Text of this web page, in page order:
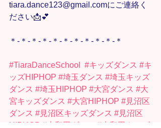
tiara.dance123@gmail.comにご連絡く
ださい📩💕
＊-＊-＊-＊-＊-＊-＊-＊-＊-＊-＊
#TiaraDanceSchool #キッズダンス #キ
ッズHIPHOP #埼玉ダンス #埼玉キッズ
ダンス #埼玉HIPHOP #大宮ダンス #大
宮キッズダンス #大宮HIPHOP #見沼区
ダンス #見沼区キッズダンス #見沼区
HIPHOP #大和田ダンス
#大和田キッズ